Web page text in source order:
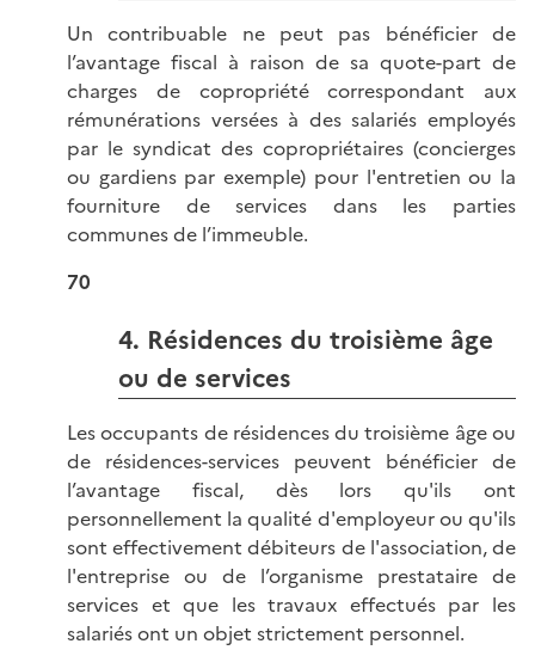
Un contribuable ne peut pas bénéficier de
l’avantage fiscal à raison de sa quote-part de
charges de copropriété correspondant aux
rémunérations versées à des salariés employés
par le syndicat des copropriétaires (concierges
ou gardiens par exemple) pour l'entretien ou la
fourniture de services dans les parties
communes de l’immeuble.
70
4. Résidences du troisième âge
ou de services
Les occupants de résidences du troisième âge ou
de résidences-services peuvent bénéficier de
l’avantage fiscal, dès lors qu'ils ont
personnellement la qualité d'employeur ou qu'ils
sont effectivement débiteurs de l'association, de
l'entreprise ou de l’organisme prestataire de
services et que les travaux effectués par les
salariés ont un objet strictement personnel.